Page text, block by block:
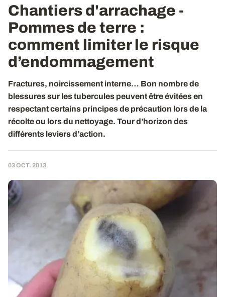
Chantiers d'arrachage -
Pommes de terre :
comment limiter le risque
d’endommagement
Fractures, noircissement interne… Bon nombre de
blessures sur les tubercules peuvent être évitées en
respectant certains principes de précaution lors de la
récolte ou lors du nettoyage. Tour d’horizon des
différents leviers d’action.
03 OCT. 2013